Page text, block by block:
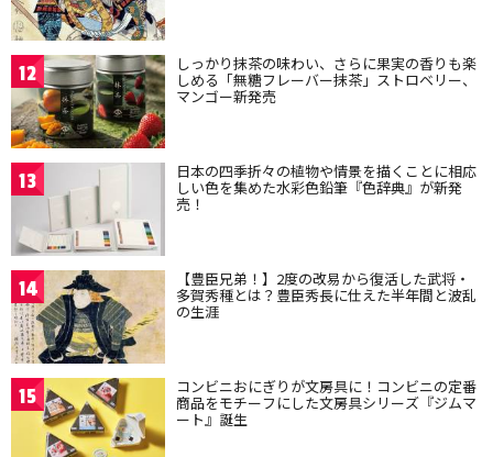
12 しっかり抹茶の味わい、さらに果実の香りも楽
しめる「無糖フレーバー抹茶」ストロベリー、
マンゴー新発売
13 日本の四季折々の植物や情景を描くことに相応
しい色を集めた水彩色鉛筆『色辞典』が新発
売！
14 【豊臣兄弟！】2度の改易から復活した武将・
多賀秀種とは？豊臣秀長に仕えた半年間と波乱
の生涯
15 コンビニおにぎりが文房具に！コンビニの定番
商品をモチーフにした文房具シリーズ『ジムマ
ート』誕生